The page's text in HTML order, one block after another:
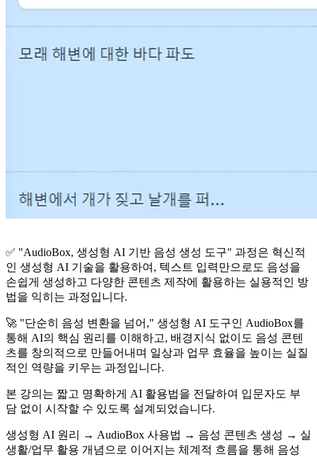
✅ "AudioBox, 생성형 AI 기반 음성 생성 도구" 과정은 혁신적
인 생성형 AI 기술을 활용하여, 텍스트 입력만으로도 음성을
손쉽게 생성하고 다양한 콘텐츠 제작에 활용하는 실용적인 방
법을 익히는 과정입니다.
🚀 "단순히 음성 변환을 넘어," 생성형 AI 도구인 AudioBox를
통해 AI의 핵심 원리를 이해하고, 배경지식 없이도 음성 콘텐
츠를 창의적으로 만들어내며 일상과 업무 효율을 높이는 실질
적인 역량을 키우는 과정입니다.
본 강의는 짧고 명확하게 AI 활용법을 전달하여 입문자도 부
담 없이 시작할 수 있도록 설계되었습니다.
생성형 AI 원리 → AudioBox 사용법 → 음성 콘텐츠 생성 → 실
생활/업무 활용 개념으로 이어지는 체계적 흐름을 통해 음성